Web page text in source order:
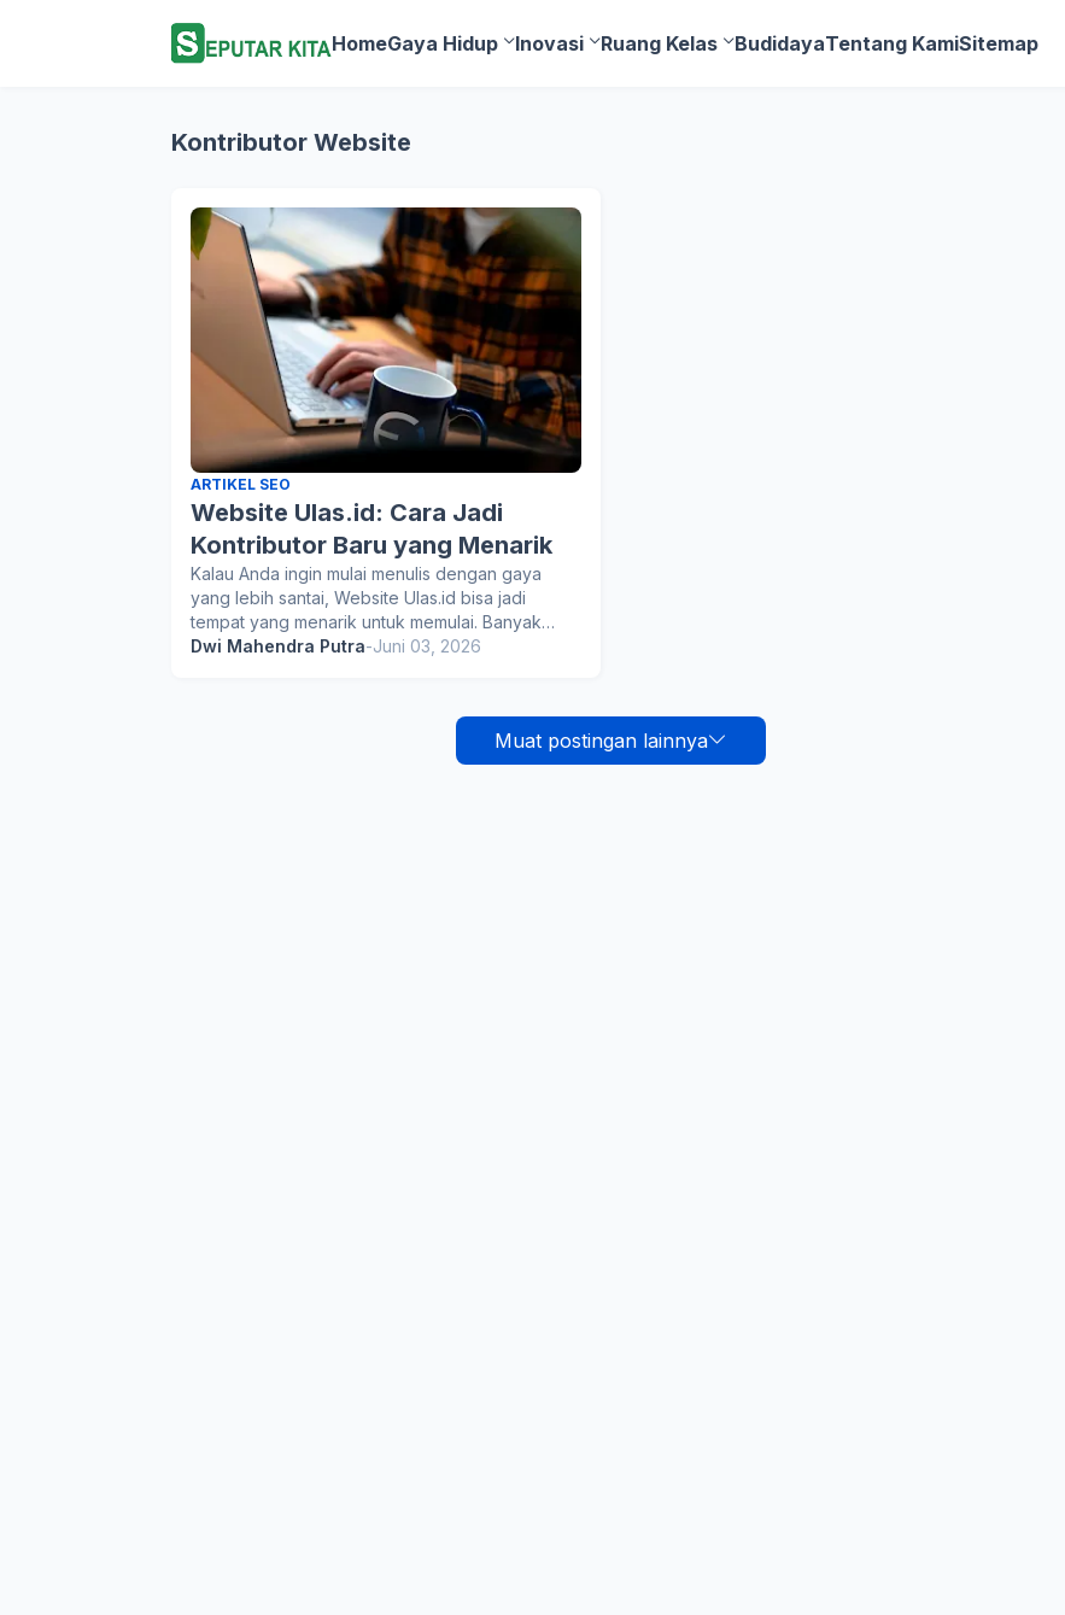
HomeGaya Hidup Inovasi Ruang Kelas BudidayaTentang KamiSitemap
Kontributor Website
ARTIKEL SEO
Website Ulas.id: Cara Jadi
Kontributor Baru yang Menarik
Kalau Anda ingin mulai menulis dengan gaya
yang lebih santai, Website Ulas.id bisa jadi
tempat yang menarik untuk memulai. Banyak…
Dwi Mahendra Putra-Juni 03, 2026
Muat postingan lainnya